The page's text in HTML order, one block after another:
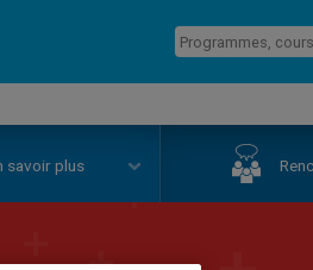
savoir plus